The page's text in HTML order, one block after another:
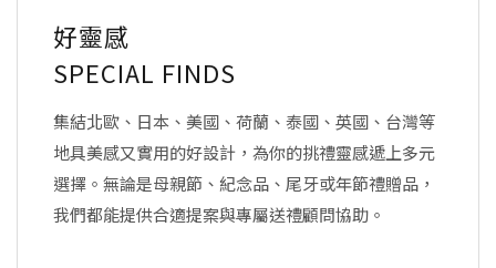
好靈感
SPECIAL FINDS
集結北歐、日本、美國、荷蘭、泰國、英國、台灣等
地具美感又實用的好設計，為你的挑禮靈感遞上多元
選擇。無論是母親節、紀念品、尾牙或年節禮贈品，
我們都能提供合適提案與專屬送禮顧問協助。